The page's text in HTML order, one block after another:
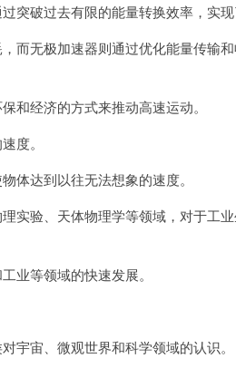
破过去有限的能量转换效率，实现
无极加速器则通过优化能量传输
经济的方式来推动高速运动。
度。
达到以往无法想象的速度。
验、天体物理学等领域，对于工
等领域的快速发展。
宙、微观世界和科学领域的认识。